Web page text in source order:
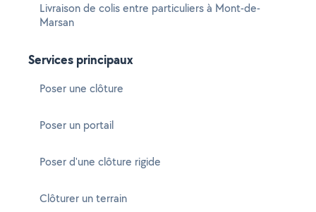
Livraison de colis entre particuliers à Mont-de-
Marsan
Services principaux
Poser une clôture
Poser un portail
Poser d'une clôture rigide
Clôturer un terrain